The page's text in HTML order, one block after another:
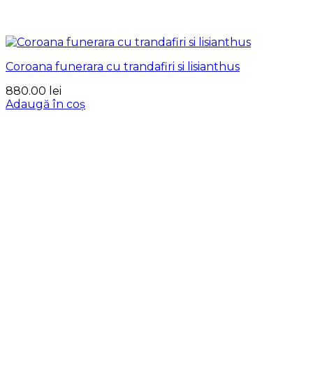
Coroana funerara cu trandafiri si lisianthus
880.00 lei
Adaugă în coș